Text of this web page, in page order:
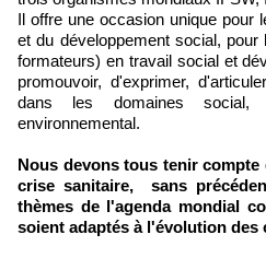
Il offre une occasion unique pour
et du développement social,
formateurs) en travail social et
promouvoir, d'exprimer,
dans les domaines social,
environnemental.
Nous devons tous tenir
crise sanitaire, sans
thèmes de l'agenda mondial
soient adaptés à l'évolution des